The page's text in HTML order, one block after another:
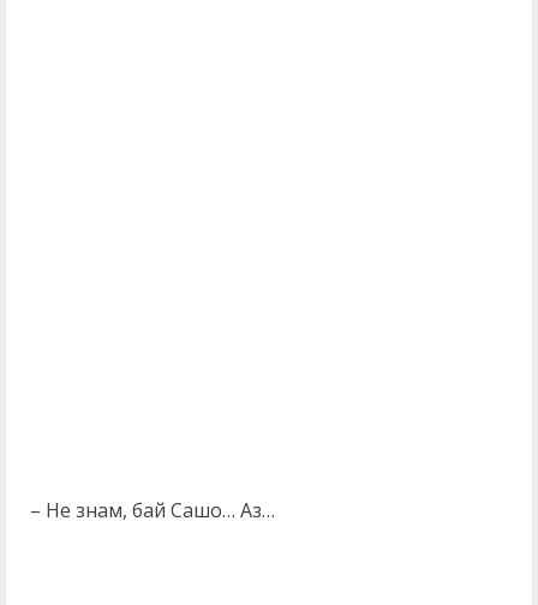
– Не знам, бай Сашо… Аз…